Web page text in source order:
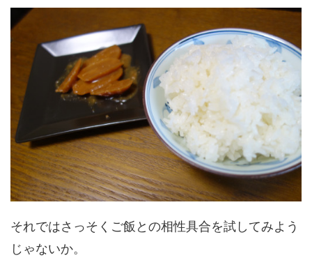
それではさっそくご飯との相性具合を試してみよう
じゃないか。